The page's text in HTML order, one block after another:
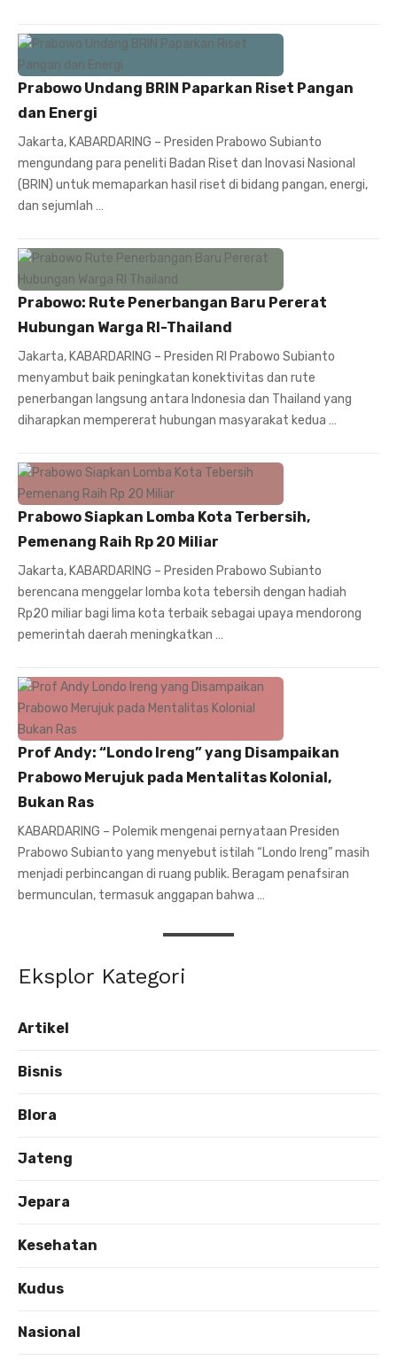
Prabowo Undang BRIN Paparkan Riset Pangan
dan Energi
Jakarta, KABARDARING – Presiden Prabowo Subianto
mengundang para peneliti Badan Riset dan Inovasi Nasional
(BRIN) untuk memaparkan hasil riset di bidang pangan, energi,
dan sejumlah …
Prabowo: Rute Penerbangan Baru Pererat
Hubungan Warga RI-Thailand
Jakarta, KABARDARING – Presiden RI Prabowo Subianto
menyambut baik peningkatan konektivitas dan rute
penerbangan langsung antara Indonesia dan Thailand yang
diharapkan mempererat hubungan masyarakat kedua …
Prabowo Siapkan Lomba Kota Terbersih,
Pemenang Raih Rp 20 Miliar
Jakarta, KABARDARING – Presiden Prabowo Subianto
berencana menggelar lomba kota tebersih dengan hadiah
Rp20 miliar bagi lima kota terbaik sebagai upaya mendorong
pemerintah daerah meningkatkan …
Prof Andy: “Londo Ireng” yang Disampaikan
Prabowo Merujuk pada Mentalitas Kolonial,
Bukan Ras
KABARDARING – Polemik mengenai pernyataan Presiden
Prabowo Subianto yang menyebut istilah “Londo Ireng” masih
menjadi perbincangan di ruang publik. Beragam penafsiran
bermunculan, termasuk anggapan bahwa …
Eksplor Kategori
Artikel
Bisnis
Blora
Jateng
Jepara
Kesehatan
Kudus
Nasional